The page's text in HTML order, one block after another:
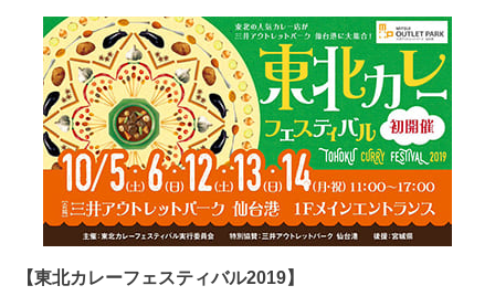
【東北カレーフェスティバル2019】